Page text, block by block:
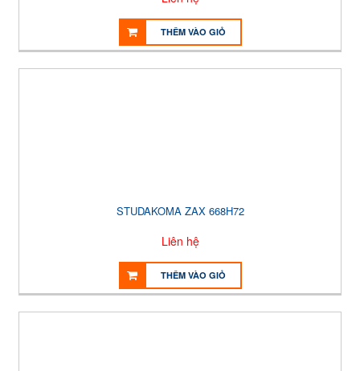
THÊM VÀO GIỎ
STUDAKOMA ZAX 668H72
Liên hệ
THÊM VÀO GIỎ